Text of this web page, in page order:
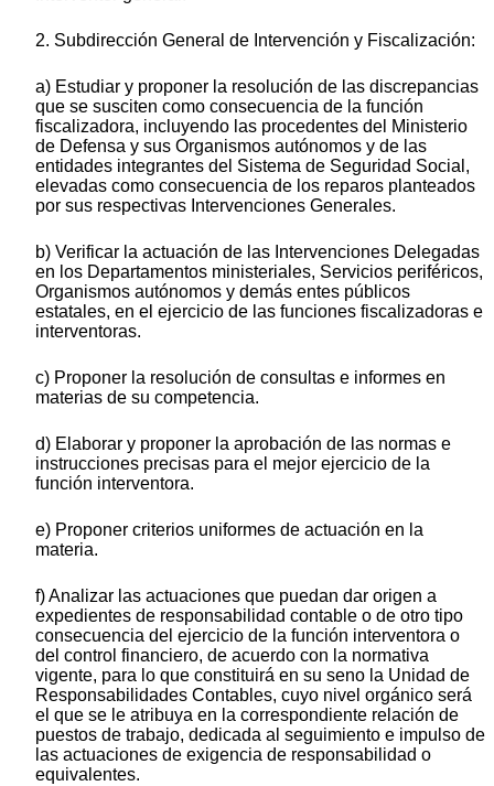
2. Subdirección General de Intervención y Fiscalización:
a) Estudiar y proponer la resolución de las discrepancias
que se susciten como consecuencia de la función
fiscalizadora, incluyendo las procedentes del Ministerio
de Defensa y sus Organismos autónomos y de las
entidades integrantes del Sistema de Seguridad Social,
elevadas como consecuencia de los reparos planteados
por sus respectivas Intervenciones Generales.
b) Verificar la actuación de las Intervenciones Delegadas
en los Departamentos ministeriales, Servicios periféricos,
Organismos autónomos y demás entes públicos
estatales, en el ejercicio de las funciones fiscalizadoras e
interventoras.
c) Proponer la resolución de consultas e informes en
materias de su competencia.
d) Elaborar y proponer la aprobación de las normas e
instrucciones precisas para el mejor ejercicio de la
función interventora.
e) Proponer criterios uniformes de actuación en la
materia.
f) Analizar las actuaciones que puedan dar origen a
expedientes de responsabilidad contable o de otro tipo
consecuencia del ejercicio de la función interventora o
del control financiero, de acuerdo con la normativa
vigente, para lo que constituirá en su seno la Unidad de
Responsabilidades Contables, cuyo nivel orgánico será
el que se le atribuya en la correspondiente relación de
puestos de trabajo, dedicada al seguimiento e impulso de
las actuaciones de exigencia de responsabilidad o
equivalentes.